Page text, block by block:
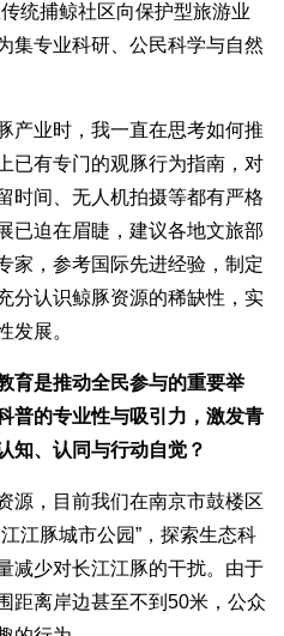
统捕鲸社区向保护型旅游业
集专业科研、公民科学与自然
业时，我一直在思考如何推
已有专门的观豚行为指南，对
时间、无人机拍摄等都有严格
已迫在眉睫，建议各地文旅部
家，参考国际先进经验，制定
分认识鲸豚资源的稀缺性，实
发展。
育是推动全民参与的重要举
普的专业性与吸引力，激发青
知、认同与行动自觉？
源，目前我们在南京市鼓楼区
江豚城市公园”，探索生态科
减少对长江江豚的干扰。由于
距离岸边甚至不到50米，公众